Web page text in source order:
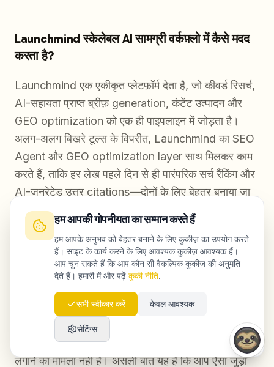
Launchmind स्केलेबल AI सामग्री वर्कफ़्लो में कैसे मदद
करता है?
Launchmind एक एकीकृत प्लेटफ़ॉर्म देता है, जो कीवर्ड रिसर्च,
AI-सहायता प्राप्त ब्रीफ़ generation, कंटेंट उत्पादन और
GEO optimization को एक ही पाइपलाइन में जोड़ता है।
अलग-अलग बिखरे टूल्स के विपरीत, Launchmind का SEO
Agent और GEO optimization layer साथ मिलकर काम
करते हैं, ताकि हर लेख पहले दिन से ही पारंपरिक सर्च रैंकिंग और
AI-जनरेटेड उत्तर citations—दोनों के लिए बेहतर बनाया जा
सके।
स्केलेबल AI सामग्री वर्कफ़्लो बनाना केवल सबसे उन्नत टूल्स
लगाने का मामला नहीं है। असली बात यह है कि आप ऐसा जुड़ा
हम आपकी गोपनीयता का सम्मान करते हैं
हम आपके अनुभव को बेहतर बनाने के लिए कुकीज़ का उपयोग करते
हैं। साइट के कार्य करने के लिए आवश्यक कुकीज़ आवश्यक हैं।
आप चुन सकते हैं कि आप कौन सी वैकल्पिक कुकीज़ की अनुमति
देते हैं। हमारी में और पढ़ें कुकी नीति.
सभी स्वीकार करें केवल आवश्यक
सेटिंग्स